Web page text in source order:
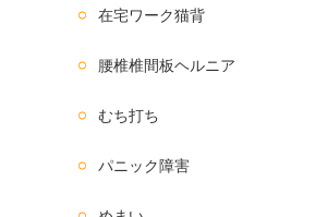
在宅ワーク猫背
腰椎椎間板ヘルニア
むち打ち
パニック障害